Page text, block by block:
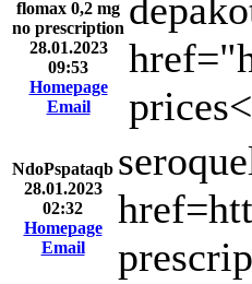
flomax 0,2 mg
no prescription
28.01.2023
09:53
Homepage
Email
NdoPspataqb
28.01.2023
02:32
Homepage
Email